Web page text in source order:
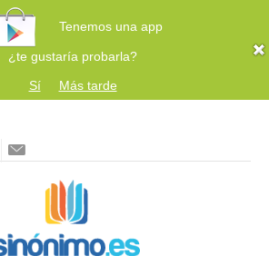
Tenemos una app
¿te gustaría probarla?
Sí
Más tarde